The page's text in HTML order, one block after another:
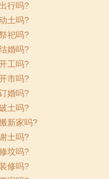
行吗?
土吗?
祀吗?
婚吗?
工吗?
市吗?
婚吗?
土吗?
新家吗?
土吗?
坟吗?
修吗?